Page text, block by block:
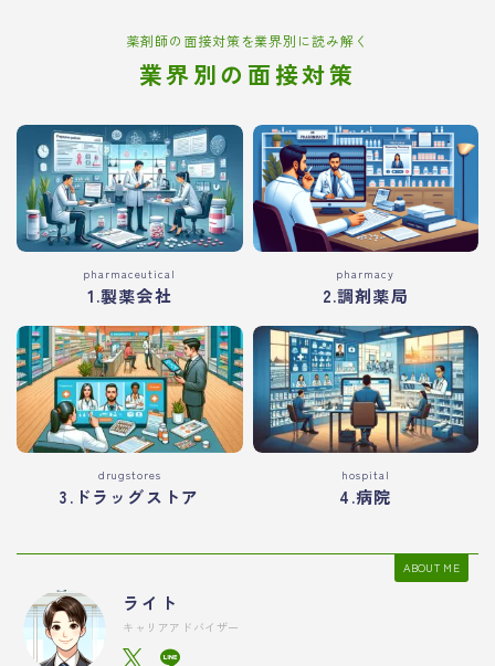
薬剤師の面接対策を業界別に読み解く
業界別の面接対策
pharmaceutical
1.製薬会社
pharmacy
2.調剤薬局
drugstores
3.ドラッグストア
hospital
4.病院
ABOUT ME
ライト
キャリアアドバイザー